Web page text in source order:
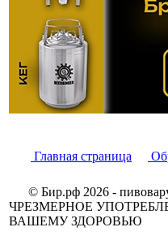
Главная страница
© Бир.рф 2026 -
ЧРЕЗМЕРНОЕ
ВАШЕМУ ЗДОРОВЬЮ